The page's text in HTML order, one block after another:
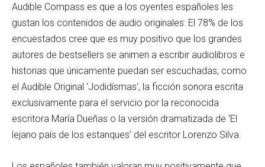
Audible Compass es que a los oyentes españoles les
gustan los contenidos de audio originales: El 78% de los
encuestados cree que es muy positivo que los grandes
autores de bestsellers se animen a escribir audiolibros e
historias que únicamente puedan ser escuchadas, como
el Audible Original ‘Jodidísmas’, la ficción sonora escrita
exclusivamente para el servicio por la reconocida
escritora María Dueñas o la versión dramatizada de ‘El
lejano país de los estanques’ del escritor Lorenzo Silva.